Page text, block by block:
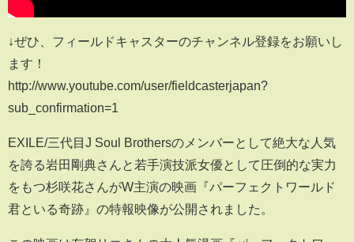
↓ぜひ、フィールドキャスターのチャンネル登録をお願いし
ます！
http://www.youtube.com/user/fieldcasterjapan?
sub_confirmation=1
EXILE/三代目J Soul Brothersのメンバーとして絶大な人気
を誇る岩田剛典さんと若手演技派女優として圧倒的な実力
をもつ杉咲花さんがW主演の映画『パーフェクトワールド
君といる奇跡』の特報映像が公開されました。